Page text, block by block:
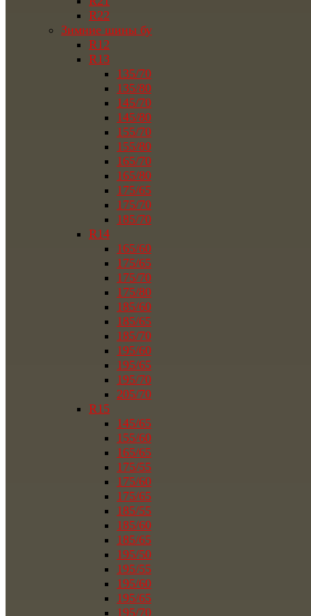
R22
Зимние шины бу
R12
R13
135/70
135/80
145/70
145/80
155/70
155/80
165/70
165/80
175/65
175/70
185/70
R14
165/60
175/65
175/70
175/80
185/60
185/65
185/70
195/60
195/65
195/70
205/70
R15
145/65
155/60
165/65
175/55
175/60
175/65
185/55
185/60
185/65
195/50
195/55
195/60
195/65
195/70